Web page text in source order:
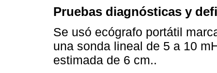
Pruebas diagnósticas y
Se usó ecógrafo portátil
una sonda lineal de 5 a 10
estimada de 6 cm..